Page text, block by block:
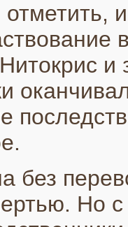
и
без
Но